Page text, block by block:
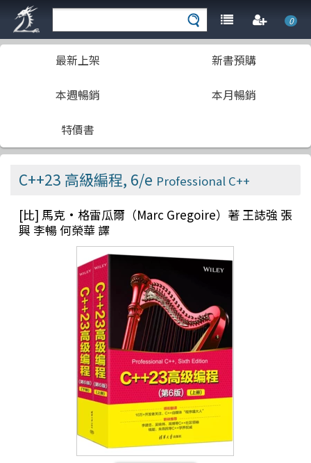
0
最新上架 新書預購
本週暢銷 本月暢銷
特價書
C++23 高級編程, 6/e Professional C++
[比] 馬克·格雷瓜爾（Marc Gregoire）著 王誌強 張
興 李暢 何榮華 譯